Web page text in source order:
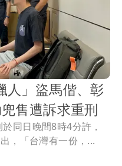
人」盜馬偕、彰
售遭訴求重刑
同日晚間8時4分許，
，「台灣有一份，...